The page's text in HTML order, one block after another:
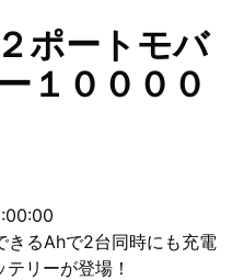
ポートモバ
１００００
きるAhで2台同時にも充電
リーが登場！